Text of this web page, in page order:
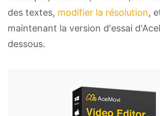
des textes, modifier la résolution,
maintenant la version d'essai
dessous.